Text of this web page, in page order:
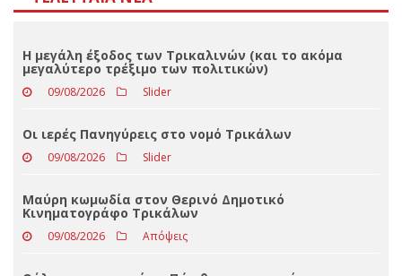
ΤΕΛΕΥΤΑΊΑ ΝΈΑ
Η μεγάλη έξοδος των Τρικαλινών (και το ακόμα
μεγαλύτερο τρέξιμο των πολιτικών)
Οι ιερές Πανηγύρεις στο νομό Τρικάλων
09/08/2026 Slider